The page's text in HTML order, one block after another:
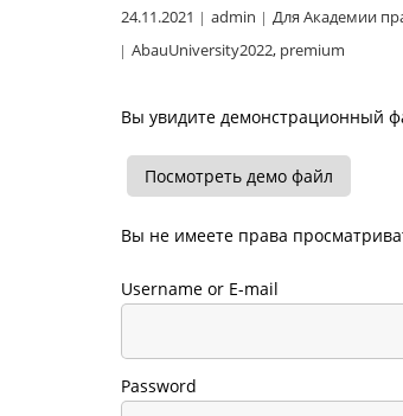
24.11.2021 admin Для Академии
AbauUniversity2022, premium
Вы увидите демонстрационный
Посмотреть демо файл
Вы не имеете права
Username or E-mail
Password